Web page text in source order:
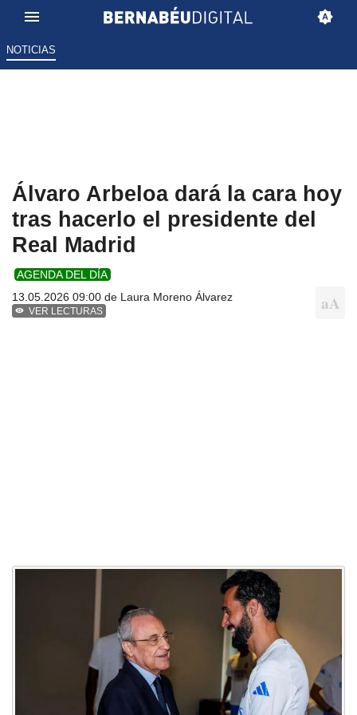
NOTICIAS
Álvaro Arbeloa dará la cara hoy
tras hacerlo el presidente del
Real Madrid
AGENDA DEL DÍA
13.05.2026 09:00 de Laura Moreno Álvarez
VER LECTURAS